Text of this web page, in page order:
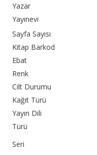
Yazar
Yayınevi
Sayfa Sayısı
Kitap Barkod
Ebat
Renk
Cilt Durumu
Kağıt Türü
Yayın Dili
Türü
Seri